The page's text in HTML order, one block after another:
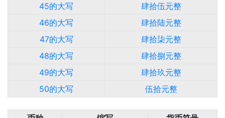
45的大写
肆拾伍元整
46的大写
肆拾陆元整
47的大写
肆拾柒元整
48的大写
肆拾捌元整
49的大写
肆拾玖元整
50的大写
伍拾元整